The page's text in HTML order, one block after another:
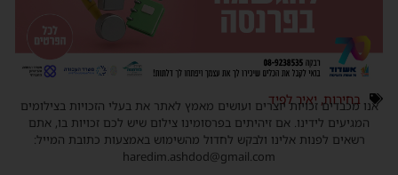
בחירות,יאיר לפיד
אנו מכבדים זכויות יוצרים ועושים מאמץ לאתר את בעלי הזכויות בצילומים
המגיעים לידינו. אם זיהיתים בפרסומינו צילום שיש לכם זכויות בו, אתם
רשאים לפנות אלינו ולבקש לחדול מהשימוש באמצעות כתובת המייל:
haredim.ashdod@gmail.com